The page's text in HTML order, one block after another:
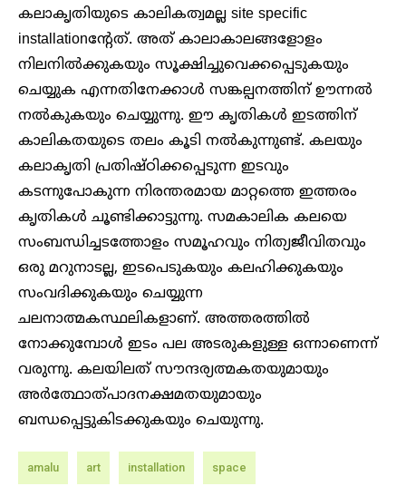
കലാകൃതിയുടെ കാലികത്വമല്ല site specific
installationന്റേത്. അത് കാലാകാലങ്ങളോളം
നിലനിൽക്കുകയും സൂക്ഷിച്ചുവെക്കപ്പെടുകയും
ചെയ്യുക എന്നതിനേക്കാൾ സങ്കല്പനത്തിന് ഊന്നൽ
നൽകുകയും ചെയ്യുന്നു. ഈ കൃതികൾ ഇടത്തിന്
കാലികതയുടെ തലം കൂടി നൽകുന്നുണ്ട്. കലയും
കലാകൃതി പ്രതിഷ്ഠിക്കപ്പെടുന്ന ഇടവും
കടന്നുപോകുന്ന നിരന്തരമായ മാറ്റത്തെ ഇത്തരം
കൃതികൾ ചൂണ്ടിക്കാട്ടുന്നു. സമകാലിക കലയെ
സംബന്ധിച്ചടത്തോളം സമൂഹവും നിത്യജീവിതവും
ഒരു മറുനാടല്ല, ഇടപെടുകയും കലഹിക്കുകയും
സംവദിക്കുകയും ചെയ്യുന്ന
ചലനാത്മകസ്ഥലികളാണ്. അത്തരത്തിൽ
നോക്കുമ്പോൾ ഇടം പല അടരുകളുള്ള ഒന്നാണെന്ന്
വരുന്നു. കലയിലത് സൗന്ദര്യത്മകതയുമായും
അർത്ഥോത്പാദനക്ഷമതയുമായും
ബന്ധപ്പെട്ടുകിടക്കുകയും ചെയുന്നു.
amalu art installation space